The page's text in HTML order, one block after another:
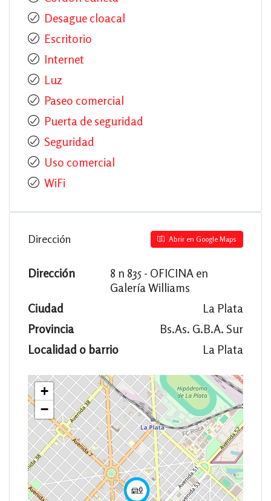
Desague cloacal
Escritorio
Internet
Luz
Paseo comercial
Puerta de seguridad
Seguridad
Uso comercial
WiFi
Dirección Abrir en Google Maps
Dirección
8 n 835 - OFICINA en
Galería Williams
Ciudad
La Plata
Provincia
Bs.As. G.B.A. Sur
Localidad o barrio
La Plata
+
−